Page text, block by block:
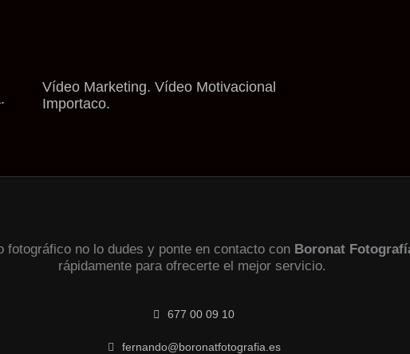
Vídeo Marketing. Vídeo Motivacional
Importaco.
no lo dudes y ponte en contacto con Boronat
rápidamente para ofrecerte el mejor servicio.
677 00 09 10
fernando@boronatfotografia.es